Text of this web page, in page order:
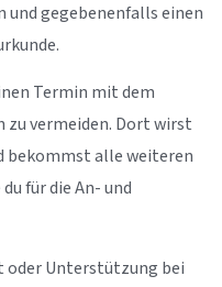
und gegebenenfalls einen
Termin mit dem
vermeiden. Dort wirst
bekommst alle weiteren
für die An- und
oder Unterstützung bei